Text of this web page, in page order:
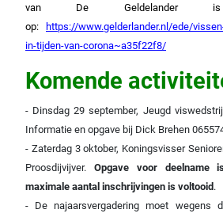
van De Geldelander
op:
https://www.gelderlander.nl/ede/
in-tijden-van-corona~a35f22f8/
Komende
- Dinsdag 29 september, Jeugd
Informatie en opgave bij Dick Brehen
- Zaterdag 3 oktober, Koningsvisser
Proosdijvijver. Opgave voor deelname
maximale aantal inschrijvingen is voltooid .
- De najaarsvergadering moet wegens